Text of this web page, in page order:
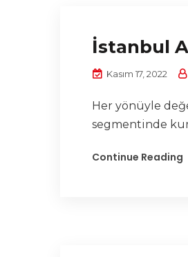
İstanbul
Kasım 17, 2022
Her yönüyle
segmentinde
Continue Reading